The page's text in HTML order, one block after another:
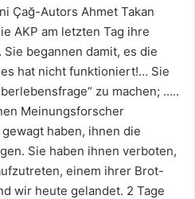
Çağ-Autors Ahmet Takan
AKP am letzten Tag ihre
begannen damit, es die
hat nicht funktioniert!… Sie
zu machen; …..
Meinungsforscher
haben, ihnen die
Sie haben ihnen verboten,
einem ihrer Brot-
wir heute gelandet. 2 Tage